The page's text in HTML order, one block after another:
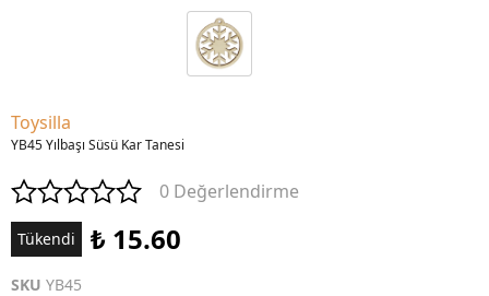
Toysilla
YB45 Yılbaşı Süsü Kar Tanesi
0 Değerlendirme
Tükendi ₺ 15.60
SKU YB45